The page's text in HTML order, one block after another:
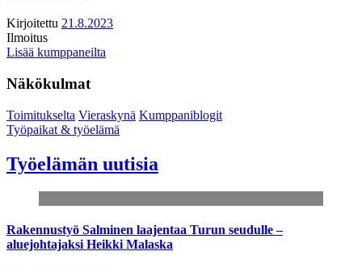
Kirjoitettu 21.8.2023
Ilmoitus
Lisää kumppaneilta
Näkökulmat
Toimitukselta Vieraskynä Kumppaniblogit
Työpaikat & työelämä
Työelämän uutisia
Rakennustyö Salminen laajentaa Turun seudulle –
aluejohtajaksi Heikki Malaska